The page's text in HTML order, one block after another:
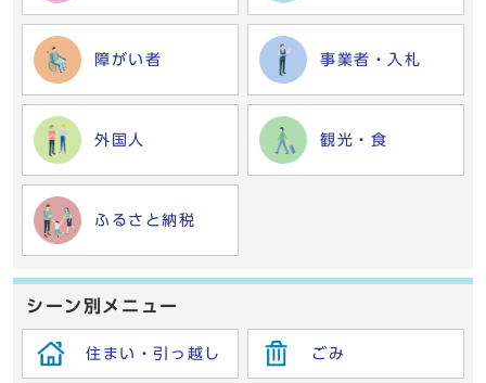
障がい者 事業者・入札
外国人 観光・食
ふるさと納税
シーン別メニュー
住まい・引っ越し ごみ